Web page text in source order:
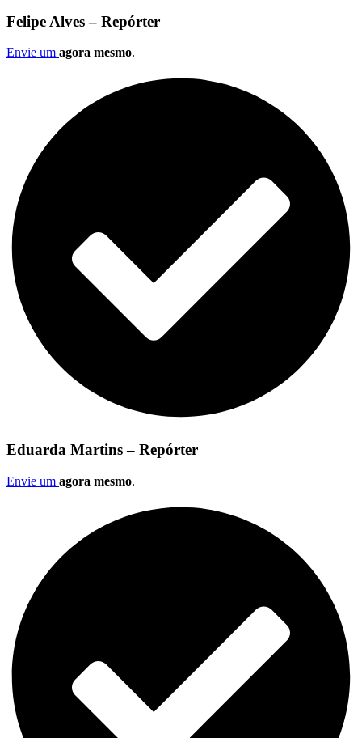
Felipe Alves – Repórter
Envie um agora mesmo.
Eduarda Martins – Repórter
Envie um agora mesmo.